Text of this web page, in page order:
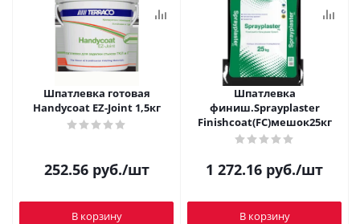
Шпатлевка готовая
Handycoat EZ-Joint 1,5кг
252.56руб./шт
В корзину
Шпатлевка
финиш.Sprayplaster
Finishcoat(FC)мешок25кг
1 272.16 руб./шт
В корзину